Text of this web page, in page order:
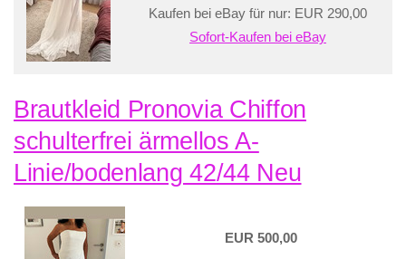
Kaufen bei eBay für nur: EUR 290,00
Sofort-Kaufen bei eBay
Brautkleid Pronovia Chiffon
schulterfrei ärmellos A-
Linie/bodenlang 42/44 Neu
EUR 500,00